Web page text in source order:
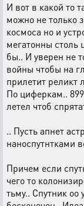
И вот в какой то
можно не только
космоса но и
мегатонны столь
бы.. И уверен не
войны чтобы на
прилетит реликт
По циферкам..
летел чтоб
.. Пусть апнет
наноспутнтками
Причем если
чего то
тьму.. Спутник оо